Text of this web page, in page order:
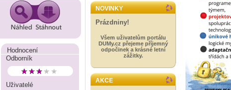
Hodnocení
Odborník
Uživatelé
NOVINKY
Prázdniny!
Všem uživatelům portálu
DUMy.cz přejeme příjemný
odpočinek a krásné letní
zážitky.
AKCE